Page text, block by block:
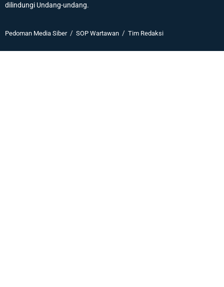
dilindungi Undang-undang.
Pedoman Media Siber SOP Wartawan Tim Redaksi